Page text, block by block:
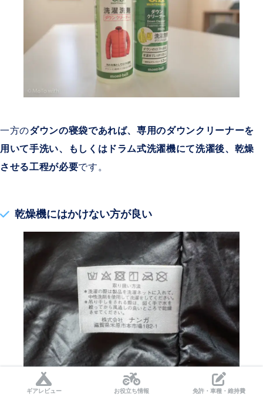
一方のダウンの寝袋であれば、専用のダウンクリーナーを
用いて手洗い、もしくはドラム式洗濯機にて洗濯後、乾燥
させる工程が必要です。
乾燥機にはかけない方が良い
ギアレビュー お役立ち情報 免許・車種・維持費